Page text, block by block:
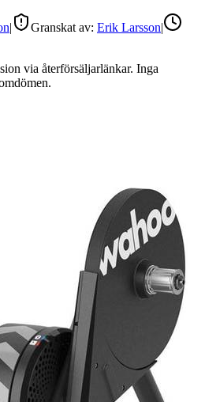
| Granskat av: Erik Larsson|
via återförsäljarlänkar. Inga